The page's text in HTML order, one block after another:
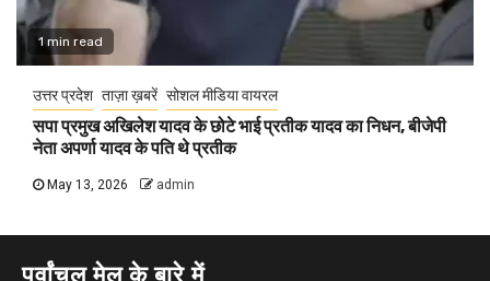
1 min read
उत्तर प्रदेश ताज़ा ख़बरें सोशल मीडिया वायरल
सपा प्रमुख अखिलेश यादव के छोटे भाई प्रतीक यादव का निधन, बीजेपी
नेता अपर्णा यादव के पति थे प्रतीक
May 13, 2026 admin
पूर्वांचल मेल के बारे में